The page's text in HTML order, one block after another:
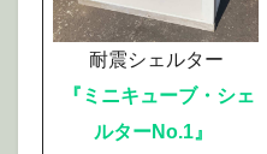
耐震シェルター
『ミニキューブ・シェ
ルターNo.1』